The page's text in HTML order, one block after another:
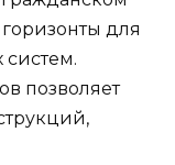
для
позволяет